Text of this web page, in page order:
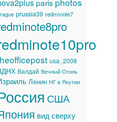
paris
prussia39 redminote7
usa_2008
Валдай Вечный Огонь
Ленин НГ в Якутии
США
вид сверху